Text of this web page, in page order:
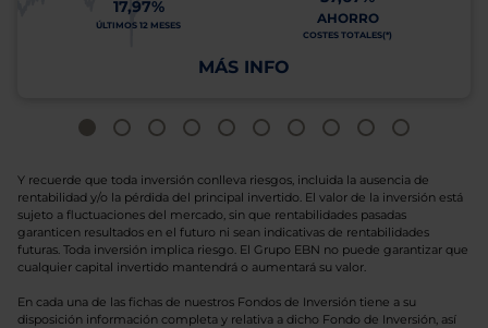
17,97%
ÚLTIMOS 12 MESES AHORRO
COSTES TOTALES(*)
MÁS INFO
Y recuerde que toda inversión conlleva riesgos, incluida la ausencia de
rentabilidad y/o la pérdida del principal invertido. El valor de la inversión está
sujeto a fluctuaciones del mercado, sin que rentabilidades pasadas
garanticen resultados en el futuro ni sean indicativas de rentabilidades
futuras. Toda inversión implica riesgo. El Grupo EBN no puede garantizar que
cualquier capital invertido mantendrá o aumentará su valor.
En cada una de las fichas de nuestros Fondos de Inversión tiene a su
disposición información completa y relativa a dicho Fondo de Inversión, así